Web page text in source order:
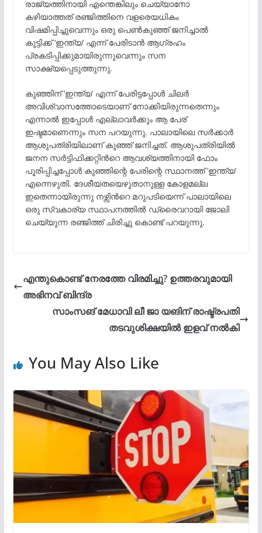
രാജ്യത്തിനായി എന്തെങ്കിലും ചെയ്യാനോ
കഴിയാത്തത് രഞ്ജിത്തിനെ വളരെയധികം
വിഷമിപ്പിച്ചുവെന്നും ഒരു പെൺകുഞ്ഞ് ജനിച്ചാൽ
കുട്ടിക്ക് ‘ഇന്ത്യ’ എന്ന് പേരിടാൻ ആഗ്രഹം
പ്രകടിപ്പിക്കുമായിരുന്നുവെന്നും സന
സാക്ഷ്യപ്പെടുത്തുന്നു.
കുഞ്ഞിന് ‘ഇന്ത്യ’ എന്ന് പേരിട്ടപ്പോൾ ചിലർ
അവിശ്വാസത്തോടെയാണ് നോക്കിയിരുന്നതെന്നും
എന്നാൽ ഇപ്പോൾ എല്ലാവർക്കും ആ പേര്
ഇഷ്ടമാണെന്നും സന പറയുന്നു. പാലായിലെ സർക്കാർ
ആശുപത്രിയിലാണ് കുഞ്ഞ് ജനിച്ചത്. ആശുപത്രിയിൽ
ജനന സർട്ടിഫിക്കറ്റിന്‍റെ ആവശ്യത്തിനായി ഫോം
പൂരിപ്പിച്ചപ്പോൾ കുഞ്ഞിന്റെ പേരിന്റെ സ്ഥാനത്ത് ‘ഇന്ത്യ’
എന്നെഴുതി. ദേശീയതയെഴുതാനുള്ള കോളമല്ല
ഇതെന്നായിരുന്നു നഴ്സിന്‍റെ മറുപടിയെന്ന് പാലായിലെ
ഒരു സ്വകാര്യ സ്ഥാപനത്തിൽ ഡ്രൈവറായി ജോലി
ചെയ്യുന്ന രഞ്ജിത്ത് ചിരിച്ചു കൊണ്ട് പറയുന്നു.
എന്തുകൊണ്ട് നേരത്തേ വിരമിച്ചു? ഉത്തരവുമായി
അഭിനവ് ബിന്ദ്ര
സാംസങ് മേധാവി ലീ ജാ യങിന് രാഷ്ട്രപതി
തടവുശിക്ഷയിൽ ഇളവ് നൽകി
You May Also Like